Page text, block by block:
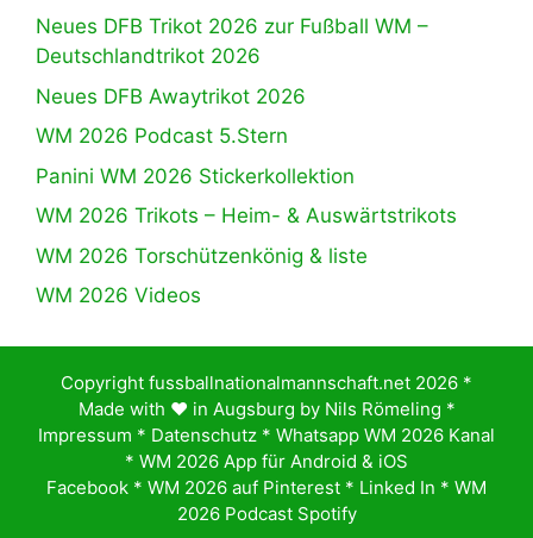
Neues DFB Trikot 2026 zur Fußball WM –
Deutschlandtrikot 2026
Neues DFB Awaytrikot 2026
WM 2026 Podcast 5.Stern
Panini WM 2026 Stickerkollektion
WM 2026 Trikots – Heim- & Auswärtstrikots
WM 2026 Torschützenkönig & liste
WM 2026 Videos
Copyright fussballnationalmannschaft.net 2026 *
Made with ♥️ in Augsburg by Nils Römeling *
Impressum * Datenschutz * Whatsapp WM 2026 Kanal
* WM 2026 App für Android & iOS
Facebook * WM 2026 auf Pinterest * Linked In * WM
2026 Podcast Spotify